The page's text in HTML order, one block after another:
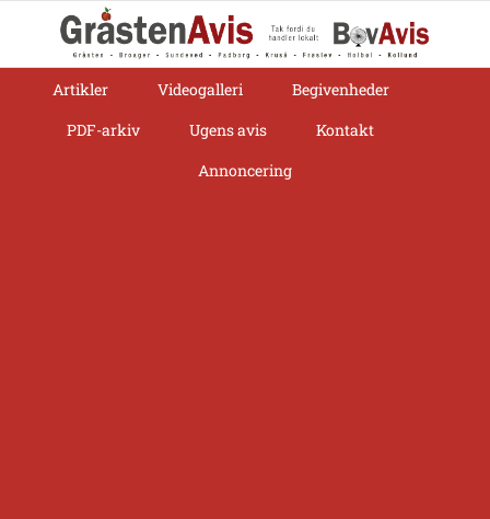
Artikler
Videogalleri
Begivenheder
PDF-arkiv
Ugens avis
Kontakt
Annoncering